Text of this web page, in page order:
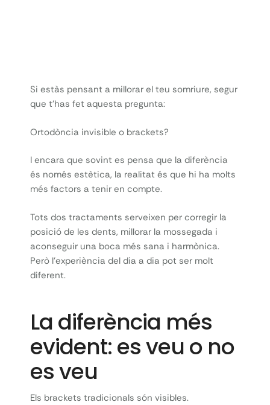
Si estàs pensant a millorar el teu somriure, segur
que t’has fet aquesta pregunta:
Ortodòncia invisible o brackets?
I encara que sovint es pensa que la diferència
és només estètica, la realitat és que hi ha molts
més factors a tenir en compte.
Tots dos tractaments serveixen per corregir la
posició de les dents, millorar la mossegada i
aconseguir una boca més sana i harmònica.
Però l’experiència del dia a dia pot ser molt
diferent.
La diferència més
evident: es veu o no
es veu
Els brackets tradicionals són visibles.